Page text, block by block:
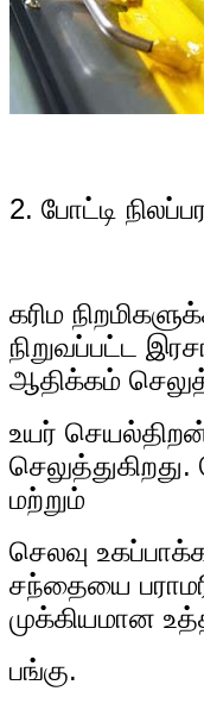
2. போட்டி
கரிம
நிறுவப்பட்ட
ஆதிக்கம்
உயர்
மற்றும்
செலவு
சந்தையை
முக்கியமான
பங்கு.